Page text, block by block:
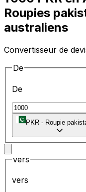
Roupies
australiens
Convertisseur de
De
De
PKR - Roupie
vers
vers